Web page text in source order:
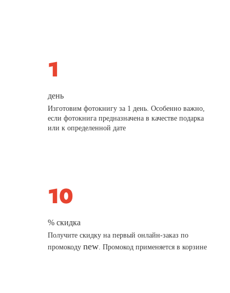
день
Изготовим фотокнигу за 1 день. Особенно важно,
если фотокнига предназначена в качестве подарка
или к определенной дате
% скидка
Получите скидку на первый онлайн-заказ по
промокодуnew. Промокод применяется в корзине